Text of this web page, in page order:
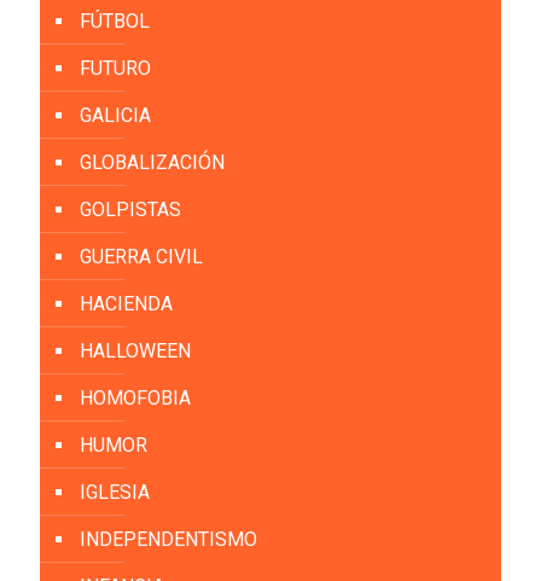
FÚTBOL
FUTURO
GALICIA
GLOBALIZACIÓN
GOLPISTAS
GUERRA CIVIL
HACIENDA
HALLOWEEN
HOMOFOBIA
HUMOR
IGLESIA
INDEPENDENTISMO